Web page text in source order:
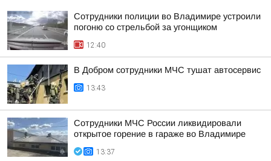
Сотрудники полиции во Владимире устроили
погоню со стрельбой за угонщиком
12:40
В Добром сотрудники МЧС тушат автосервис
13:43
Сотрудники МЧС России ликвидировали
открытое горение в гараже во Владимире
13:37